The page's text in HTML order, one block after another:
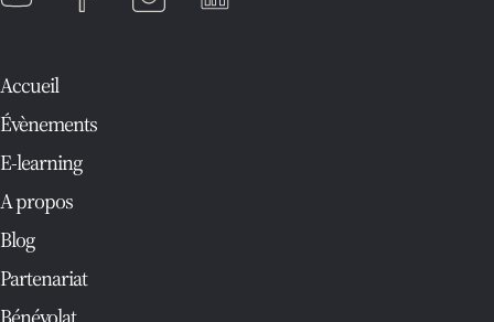
Accueil
Évènements
E-learning
A propos
Blog
Partenariat